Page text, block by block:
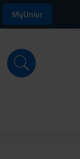
MyUnivr